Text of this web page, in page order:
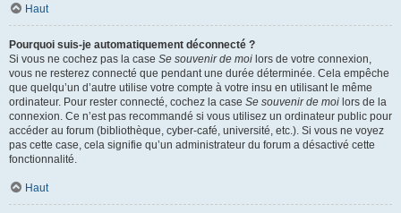
Haut
Pourquoi suis-je automatiquement déconnecté ?
Si vous ne cochez pas la case Se souvenir de moi lors de votre connexion,
vous ne resterez connecté que pendant une durée déterminée. Cela empêche
que quelqu’un d’autre utilise votre compte à votre insu en utilisant le même
ordinateur. Pour rester connecté, cochez la case Se souvenir de moi lors de la
connexion. Ce n’est pas recommandé si vous utilisez un ordinateur public pour
accéder au forum (bibliothèque, cyber-café, université, etc.). Si vous ne voyez
pas cette case, cela signifie qu’un administrateur du forum a désactivé cette
fonctionnalité.
Haut